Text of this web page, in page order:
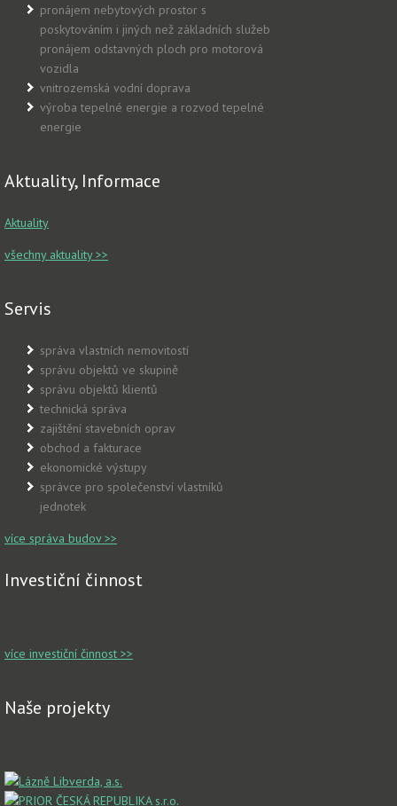
pronájem nebytových prostor s
poskytováním i jiných než základních služeb
pronájem odstavných ploch pro motorová
vozidla
vnitrozemská vodní doprava
výroba tepelné energie a rozvod tepelné
energie
Aktuality, Informace
Aktuality
všechny aktuality >>
Servis
správa vlastních nemovitostí
správu objektů ve skupině
správu objektů klientů
technická správa
zajištění stavebních oprav
obchod a fakturace
ekonomické výstupy
správce pro společenství vlastníků
jednotek
více správa budov >>
Investiční činnost
více investiční činnost >>
Naše projekty